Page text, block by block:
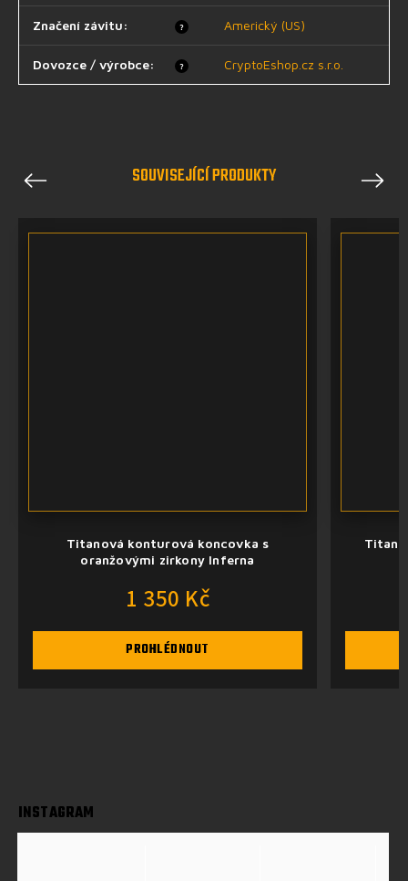
?
Značení závitu: Americký (US)
?
Dovozce / výrobce: CryptoEshop.cz s.r.o.
SOUVISEJÍCÍ PRODUKTY
Previous
Titanová konturová koncovka s
oranžovými zirkony Inferna
1 350 Kč
PROHLÉDNOUT
Next
INSTAGRAM